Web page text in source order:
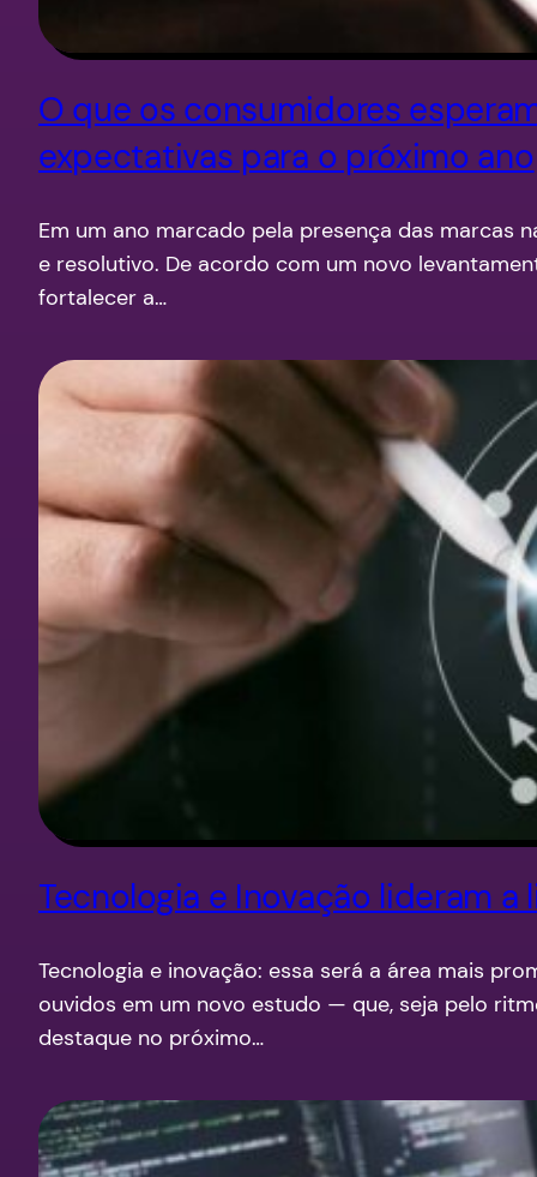
O que os consumidores
expectativas para o próximo ano
Em um ano marcado pela presença das marcas
e resolutivo. De acordo com um novo
fortalecer a…
Tecnologia e Inovação lideram
Tecnologia e inovação: essa será a área mais
ouvidos em um novo estudo — que, seja pelo
destaque no próximo…